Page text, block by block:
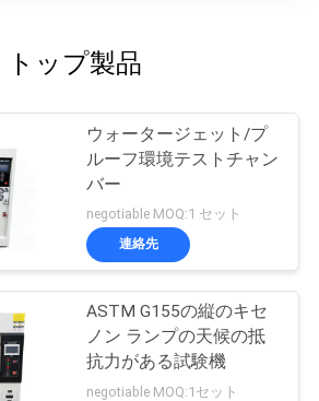
トップ製品
ウォータージェット/プ
ルーフ環境テストチャン
バー
negotiable MOQ:1 セット
連絡先
ASTM G155の縦のキセ
ノン ランプの天候の抵
抗力がある試験機
negotiable MOQ:1セット